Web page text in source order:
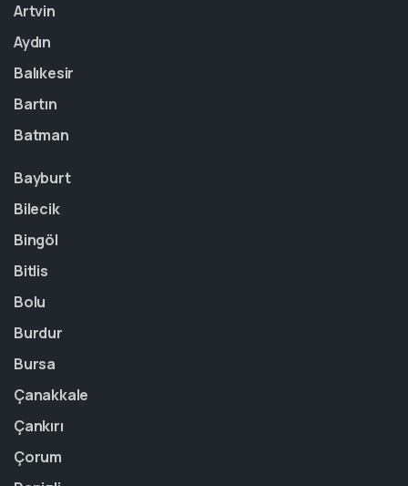
Artvin
Aydın
Balıkesir
Bartın
Batman
Bayburt
Bilecik
Bingöl
Bitlis
Bolu
Burdur
Bursa
Çanakkale
Çankırı
Çorum